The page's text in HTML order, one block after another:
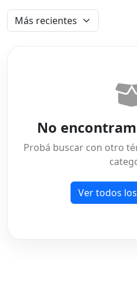
No
Probá buscar con otro
Ver todos